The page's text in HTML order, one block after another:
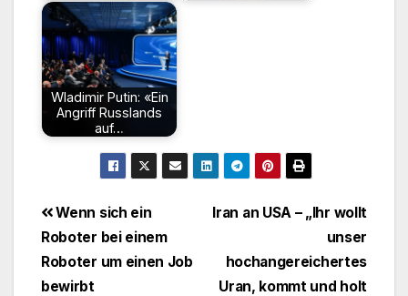
Wladimir Putin: «Ein
Angriff Russlands
auf…
Beitragsnavigation
Iran an USA – „Ihr wollt
unser
hochangereichertes
Uran, kommt und holt
Wenn sich ein
Roboter bei einem
Roboter um einen Job
bewirbt